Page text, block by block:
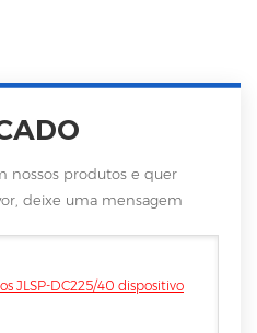
nossos produtos e quer
deixe uma mensagem
JLSP-DC225/40 dispositivo